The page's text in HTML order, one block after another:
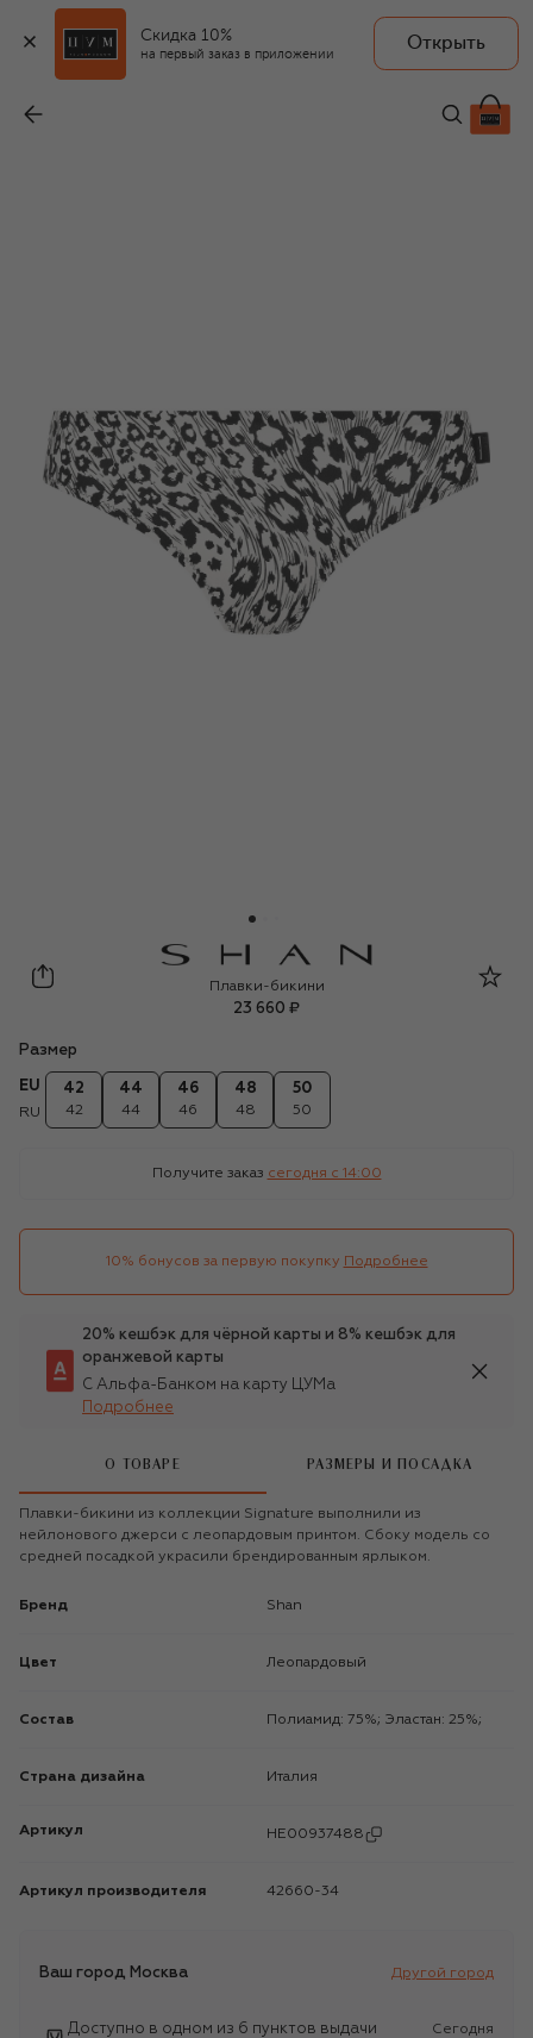
Скидка 10%
на первый заказ в приложении
Открыть
23 660 ₽
Shan
Плавки-бикини
23 660 ₽
Размер
EU
RU
42
42
44
44
46
46
48
48
50
50
Получите заказ сегодня c 14:00
10% бонусов за первую покупку Подробнее
20% кешбэк для чёрной карты и 8% кешбэк для
оранжевой карты
С Альфа-Банком на карту ЦУМа
Подробнее
О ТОВАРЕ РАЗМЕРЫ И ПОСАДКА
Плавки-бикини из коллекции Signature выполнили из
нейлонового джерси с леопардовым принтом. Сбоку модель со
средней посадкой украсили брендированным ярлыком.
Бренд Shan
Цвет Леопардовый
Состав Полиамид: 75%; Эластан: 25%;
Страна дизайна Италия
Артикул HE00937488
Артикул производителя 42660-34
Ваш город Москва Другой город
Доступно в одном из 6 пунктов выдачи
Сегодня